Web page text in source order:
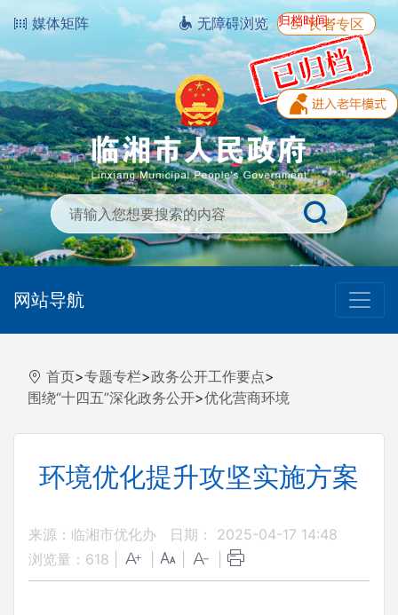
归档时间：
媒体矩阵 无障碍浏览 长者专区
网站导航
首页>专题专栏>政务公开工作要点>
围绕“十四五”深化政务公开>优化营商环境
环境优化提升攻坚实施方案
来源：临湘市优化办
日期： 2025-04-17 14:48
浏览量： 618